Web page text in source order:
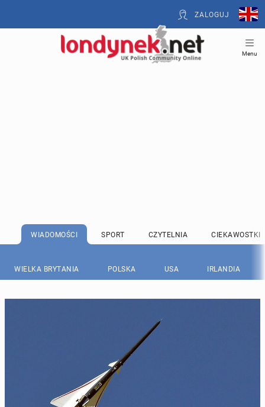
ZALOGUJ
Menu
WIADOMOŚCI SPORT CZYTELNIA CIEKAWOSTKI
WIELKA BRYTANIA POLSKA USA IRLANDIA